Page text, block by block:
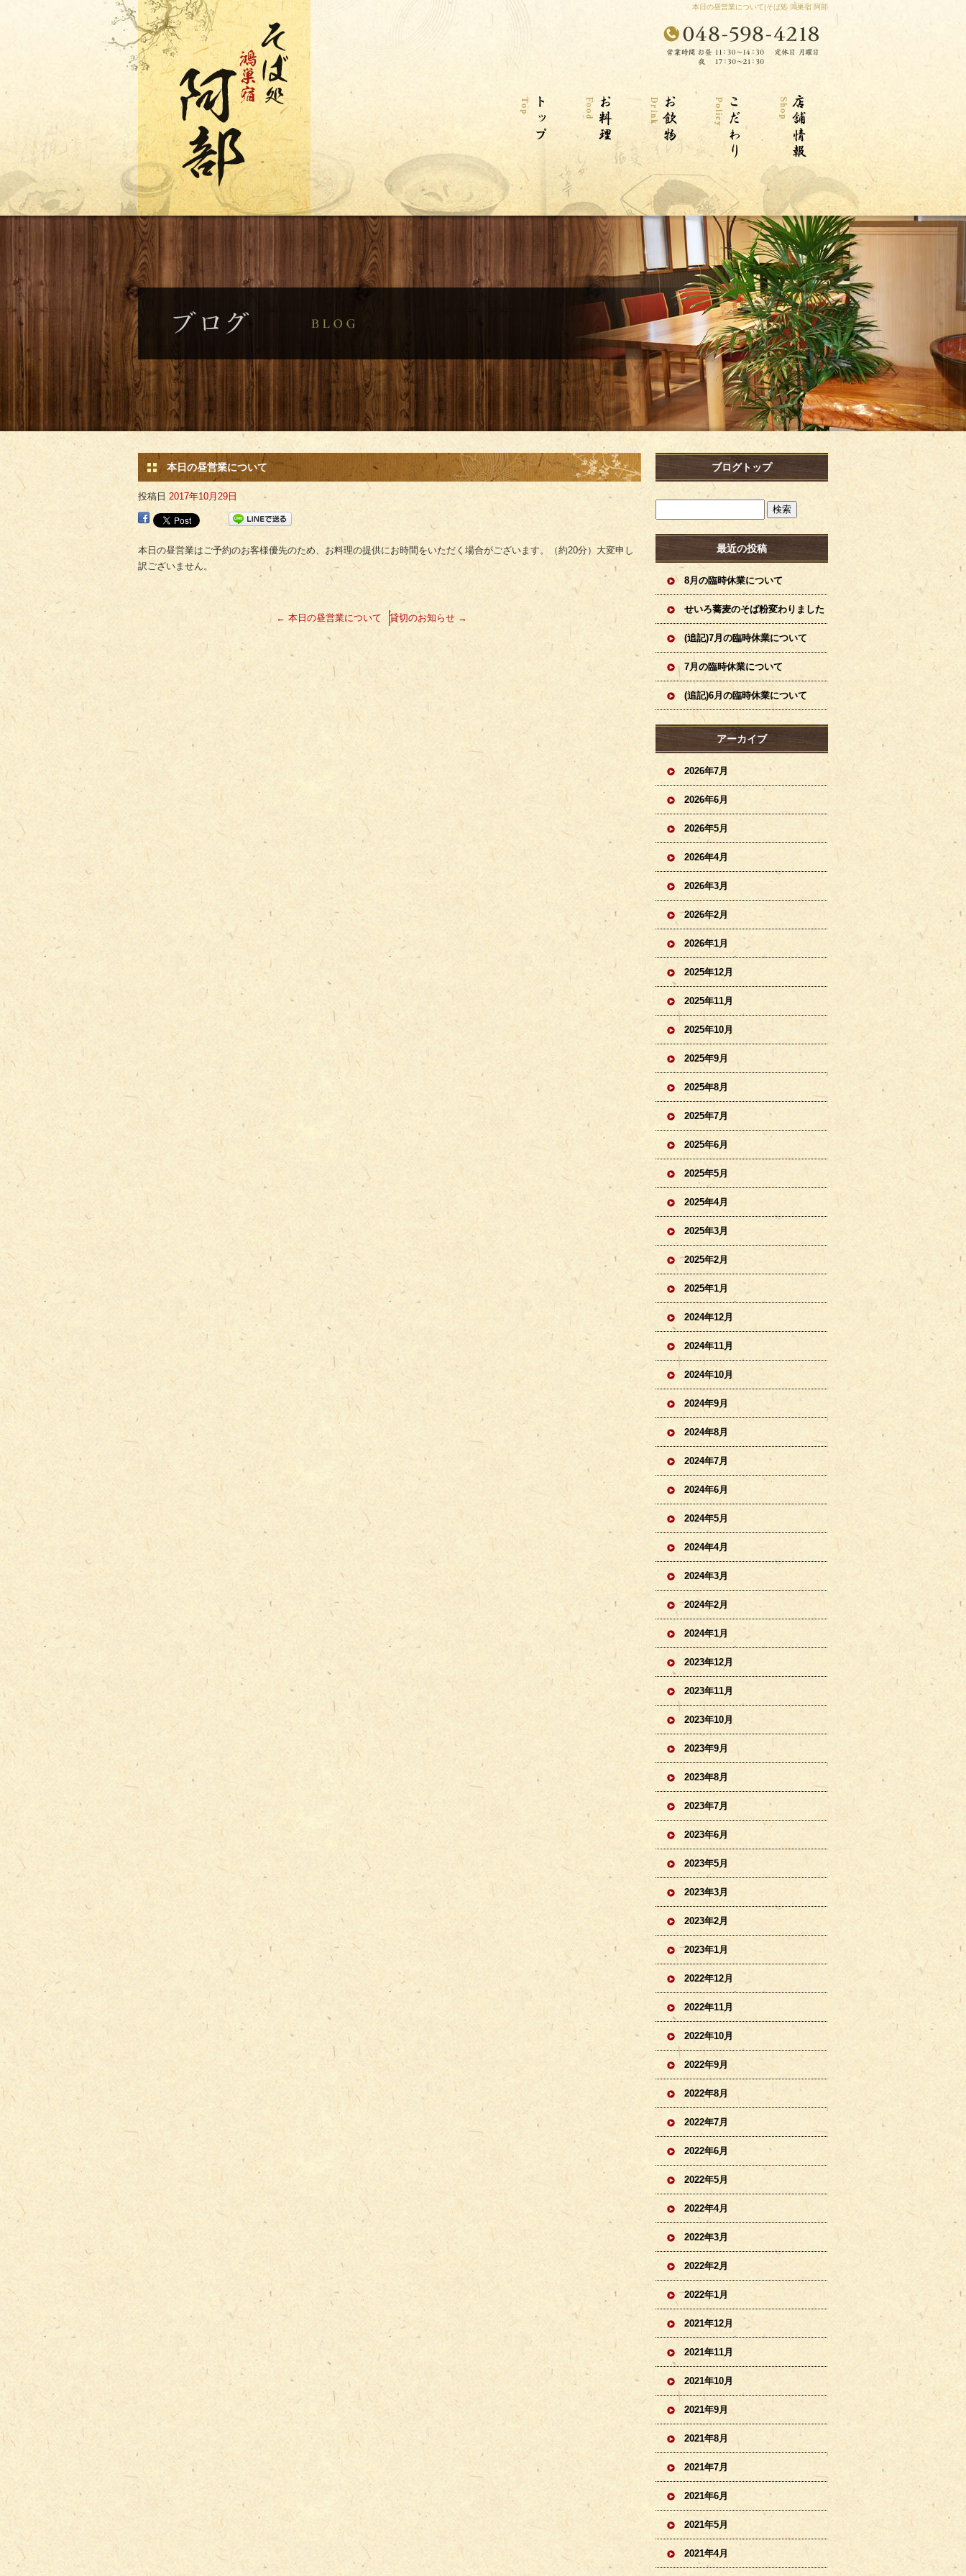
本日の昼営業について|そば処 鴻巣宿 阿部
本日の昼営業について
投稿日 2017年10月29日
本日の昼営業はご予約のお客様優先のため、お料理の提供にお時間をいただく場合がございます。（約20分）大変申し
訳ございません。
← 本日の昼営業について 貸切のお知らせ →
ブログトップ
最近の投稿
8月の臨時休業について
せいろ蕎麦のそば粉変わりました
(追記)7月の臨時休業について
7月の臨時休業について
(追記)6月の臨時休業について
アーカイブ
2026年7月
2026年6月
2026年5月
2026年4月
2026年3月
2026年2月
2026年1月
2025年12月
2025年11月
2025年10月
2025年9月
2025年8月
2025年7月
2025年6月
2025年5月
2025年4月
2025年3月
2025年2月
2025年1月
2024年12月
2024年11月
2024年10月
2024年9月
2024年8月
2024年7月
2024年6月
2024年5月
2024年4月
2024年3月
2024年2月
2024年1月
2023年12月
2023年11月
2023年10月
2023年9月
2023年8月
2023年7月
2023年6月
2023年5月
2023年3月
2023年2月
2023年1月
2022年12月
2022年11月
2022年10月
2022年9月
2022年8月
2022年7月
2022年6月
2022年5月
2022年4月
2022年3月
2022年2月
2022年1月
2021年12月
2021年11月
2021年10月
2021年9月
2021年8月
2021年7月
2021年6月
2021年5月
2021年4月